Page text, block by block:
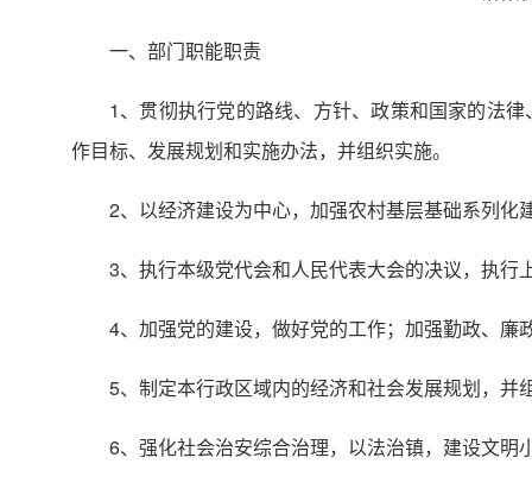
一、部门职能职责
1、贯彻执行党的路线、方针、政策和国家的法
作目标、发展规划和实施办法，并组织实施。
2、以经济建设为中心，加强农村基层基础系列化
3、执行本级党代会和人民代表大会的决议，执
4、加强党的建设，做好党的工作；加强勤政、廉
5、制定本行政区域内的经济和社会发展规划，并
6、强化社会治安综合治理，以法治镇，建设文